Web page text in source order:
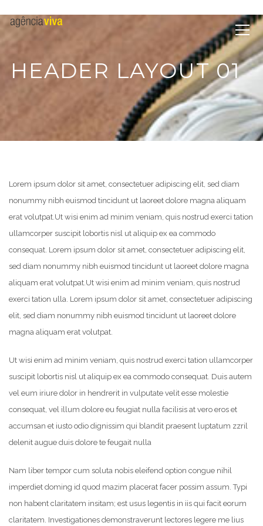
HEADER LAYOUT 01
Lorem ipsum dolor sit amet, consectetuer adipiscing elit, sed diam
nonummy nibh euismod tincidunt ut laoreet dolore magna aliquam
erat volutpat.Ut wisi enim ad minim veniam, quis nostrud exerci tation
ullamcorper suscipit lobortis nisl ut aliquip ex ea commodo
consequat. Lorem ipsum dolor sit amet, consectetuer adipiscing elit,
sed diam nonummy nibh euismod tincidunt ut laoreet dolore magna
aliquam erat volutpat.Ut wisi enim ad minim veniam, quis nostrud
exerci tation ulla. Lorem ipsum dolor sit amet, consectetuer adipiscing
elit, sed diam nonummy nibh euismod tincidunt ut laoreet dolore
magna aliquam erat volutpat.
Ut wisi enim ad minim veniam, quis nostrud exerci tation ullamcorper
suscipit lobortis nisl ut aliquip ex ea commodo consequat. Duis autem
vel eum iriure dolor in hendrerit in vulputate velit esse molestie
consequat, vel illum dolore eu feugiat nulla facilisis at vero eros et
accumsan et iusto odio dignissim qui blandit praesent luptatum zzril
delenit augue duis dolore te feugait nulla
Nam liber tempor cum soluta nobis eleifend option congue nihil
imperdiet doming id quod mazim placerat facer possim assum. Typi
non habent claritatem insitam; est usus legentis in iis qui facit eorum
claritatem. Investigationes demonstraverunt lectores legere me lius